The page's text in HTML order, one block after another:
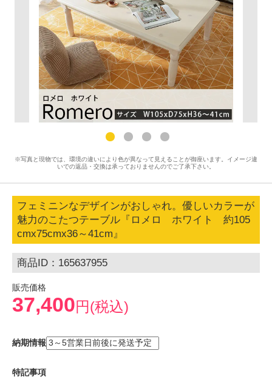
※写真と現物では、環境の違いにより色が異なって見えることが御座います。イメージ違
いでの返品・交換は承っておりませんのでご了承下さい。
フェミニンなデザインがおしゃれ。優しいカラーが
魅力のこたつテーブル『ロメロ ホワイト 約105
cmx75cmx36～41cm』
商品ID：165637955
販売価格
37,400円(税込)
納期情報
特記事項